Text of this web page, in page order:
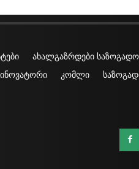
ახალგაზრდები
ინოვატორი კომლი